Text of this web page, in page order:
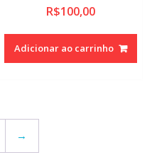
R$100,00
Adicionar ao carrinho
→